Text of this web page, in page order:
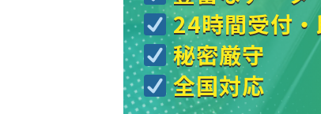
24時間受付・
秘密厳守
全国対応